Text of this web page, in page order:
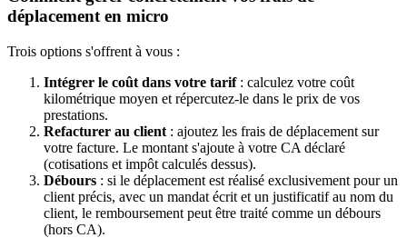
déplacement en micro
Trois options s'offrent à vous :
Intégrer le coût dans votre tarif: calculez votre coût
kilométrique moyen et répercutez-le dans le prix de vos
prestations.
Refacturer au client : ajoutez les frais de déplacement sur
votre facture. Le montant s'ajoute à votre CA déclaré
(cotisations et impôt calculés dessus).
Débours : si le déplacement est réalisé exclusivement pour un
client précis, avec un mandat écrit et un justificatif au nom du
client, le remboursement peut être traité comme un débours
(hors CA).